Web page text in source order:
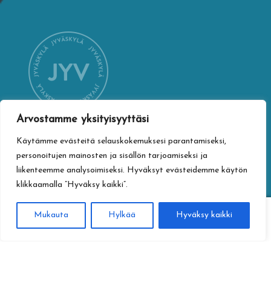
Arvostamme yksityisyyttäsi
Käytämme evästeitä selauskokemuksesi parantamiseksi,
personoitujen mainosten ja sisällön tarjoamiseksi ja
liikenteemme analysoimiseksi. Hyväksyt evästeidemme käytön
klikkaamalla ”Hyväksy kaikki”.
Mukauta Hylkää Hyväksy kaikki
YHTEYSTIEDOT
Jyväskylän kaupungin verkkokauppa
Vapaudenkatu 32
jyvaskylan.verkkokauppa@jyvaskyla.fi
Etsi:
Haku
0